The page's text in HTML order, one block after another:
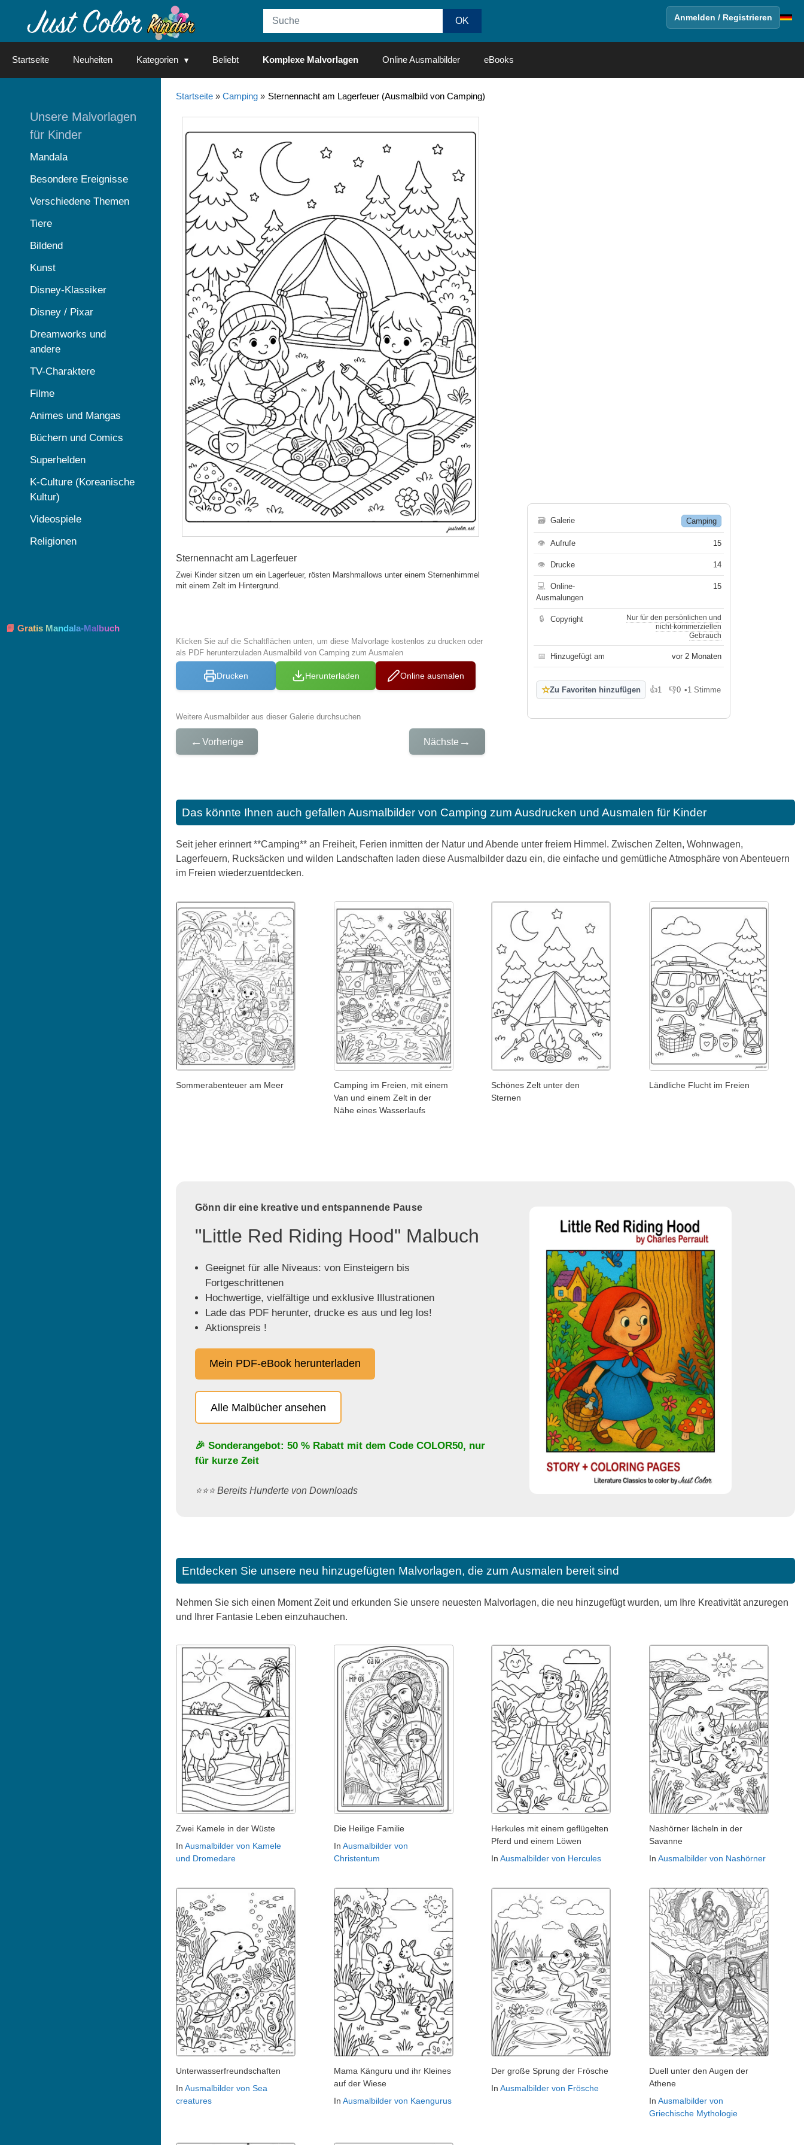
Anmelden / Registrieren
Startseite Neuheiten Kategorien Beliebt Komplexe Malvorlagen Online Ausmalbilder eBooks
Startseite» Camping» Sternennacht am Lagerfeuer (Ausmalbild von Camping)
Sternennacht am Lagerfeuer
Zwei Kinder sitzen um ein Lagerfeuer, rösten Marshmallows unter einem Sternenhimmel
mit einem Zelt im Hintergrund.
Klicken Sie auf die Schaltflächen unten, um diese Malvorlage kostenlos zu drucken oder
als PDF herunterzuladen Ausmalbild von Camping zum Ausmalen
Drucken Herunterladen Online ausmalen
Weitere Ausmalbilder aus dieser Galerie durchsuchen
← Vorherige Nächste →
🗃 Galerie Camping
👁 Aufrufe 15
👁 Drucke 14
💻
Online-
Ausmalungen
15
🔒 Copyright
Nur für den persönlichen und
nicht-kommerziellen
Gebrauch
📅 Hinzugefügt am vor 2 Monaten
☆Zu Favoriten hinzufügen 👍1
Gefällt mir
👎0
Gefällt mir nicht
•1 Stimme
Das könnte Ihnen auch gefallen Ausmalbilder von Camping zum Ausdrucken und Ausmalen für Kinder
Seit jeher erinnert **Camping** an Freiheit, Ferien inmitten der Natur und Abende unter freiem Himmel. Zwischen Zelten, Wohnwagen,
Lagerfeuern, Rucksäcken und wilden Landschaften laden diese Ausmalbilder dazu ein, die einfache und gemütliche Atmosphäre von Abenteuern
im Freien wiederzuentdecken.
Sommerabenteuer am Meer
Camping im Freien, mit einem
Van und einem Zelt in der
Nähe eines Wasserlaufs
Schönes Zelt unter den
Sternen
Ländliche Flucht im Freien
Gönn dir eine kreative und entspannende Pause
"Little Red Riding Hood" Malbuch
Geeignet für alle Niveaus: von Einsteigern bis
Fortgeschrittenen
Hochwertige, vielfältige und exklusive Illustrationen
Lade das PDF herunter, drucke es aus und leg los!
Aktionspreis !
Mein PDF-eBook herunterladen
Alle Malbücher ansehen
🎉 Sonderangebot: 50 % Rabatt mit dem Code COLOR50, nur
für kurze Zeit
⭐️⭐️⭐️ Bereits Hunderte von Downloads
Entdecken Sie unsere neu hinzugefügten Malvorlagen, die zum Ausmalen bereit sind
Nehmen Sie sich einen Moment Zeit und erkunden Sie unsere neuesten Malvorlagen, die neu hinzugefügt wurden, um Ihre Kreativität anzuregen
und Ihrer Fantasie Leben einzuhauchen.
Zwei Kamele in der Wüste
In Ausmalbilder von Kamele
und Dromedare
Die Heilige Familie
In Ausmalbilder von
Christentum
Herkules mit einem geflügelten
Pferd und einem Löwen
InAusmalbilder von Hercules
Nashörner lächeln in der
Savanne
InAusmalbilder von Nashörner
Unterwasserfreundschaften
In Ausmalbilder von Sea
creatures
Mama Känguru und ihr Kleines
auf der Wiese
In Ausmalbilder von Kaengurus
Der große Sprung der Frösche
InAusmalbilder von Frösche
Duell unter den Augen der
Athene
InAusmalbilder von
Griechische Mythologie
Unsere Malvorlagen
für Kinder
Mandala
Besondere Ereignisse
Verschiedene Themen
Tiere
Bildend
Kunst
Disney-Klassiker
Disney / Pixar
Dreamworks und
andere
TV-Charaktere
Filme
Animes und Mangas
Büchern und Comics
Superhelden
K-Culture (Koreanische
Kultur)
Videospiele
Religionen
📘 Gratis Mandala-Malbuch